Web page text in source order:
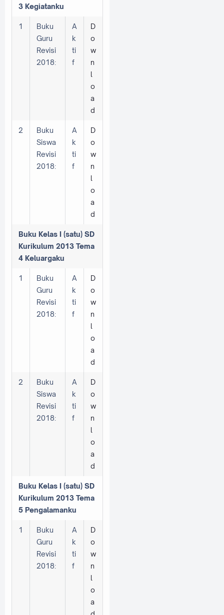
3 Kegiatanku
1
Buku
Guru
Revisi
2018:
A
k
ti
f
D
o
w
n
l
o
a
d
2
Buku
Siswa
Revisi
2018:
A
k
ti
f
D
o
w
n
l
o
a
d
Buku Kelas I (satu) SD
Kurikulum 2013 Tema
4 Keluargaku
1
Buku
Guru
Revisi
2018:
A
k
ti
f
D
o
w
n
l
o
a
d
2
Buku
Siswa
Revisi
2018:
A
k
ti
f
D
o
w
n
l
o
a
d
Buku Kelas I (satu) SD
Kurikulum 2013 Tema
5 Pengalamanku
1
Buku
Guru
Revisi
2018:
A
k
ti
f
D
o
w
n
l
o
a